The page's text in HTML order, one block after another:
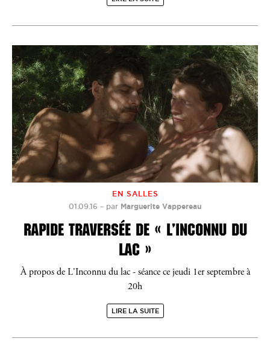
EN SALLES
01.09.16 – par Marguerite Vappereau
RAPIDE TRAVERSÉE DE « L’INCONNU DU
LAC »
À propos de L'Inconnu du lac - séance ce jeudi 1er septembre à
20h
LIRE LA SUITE